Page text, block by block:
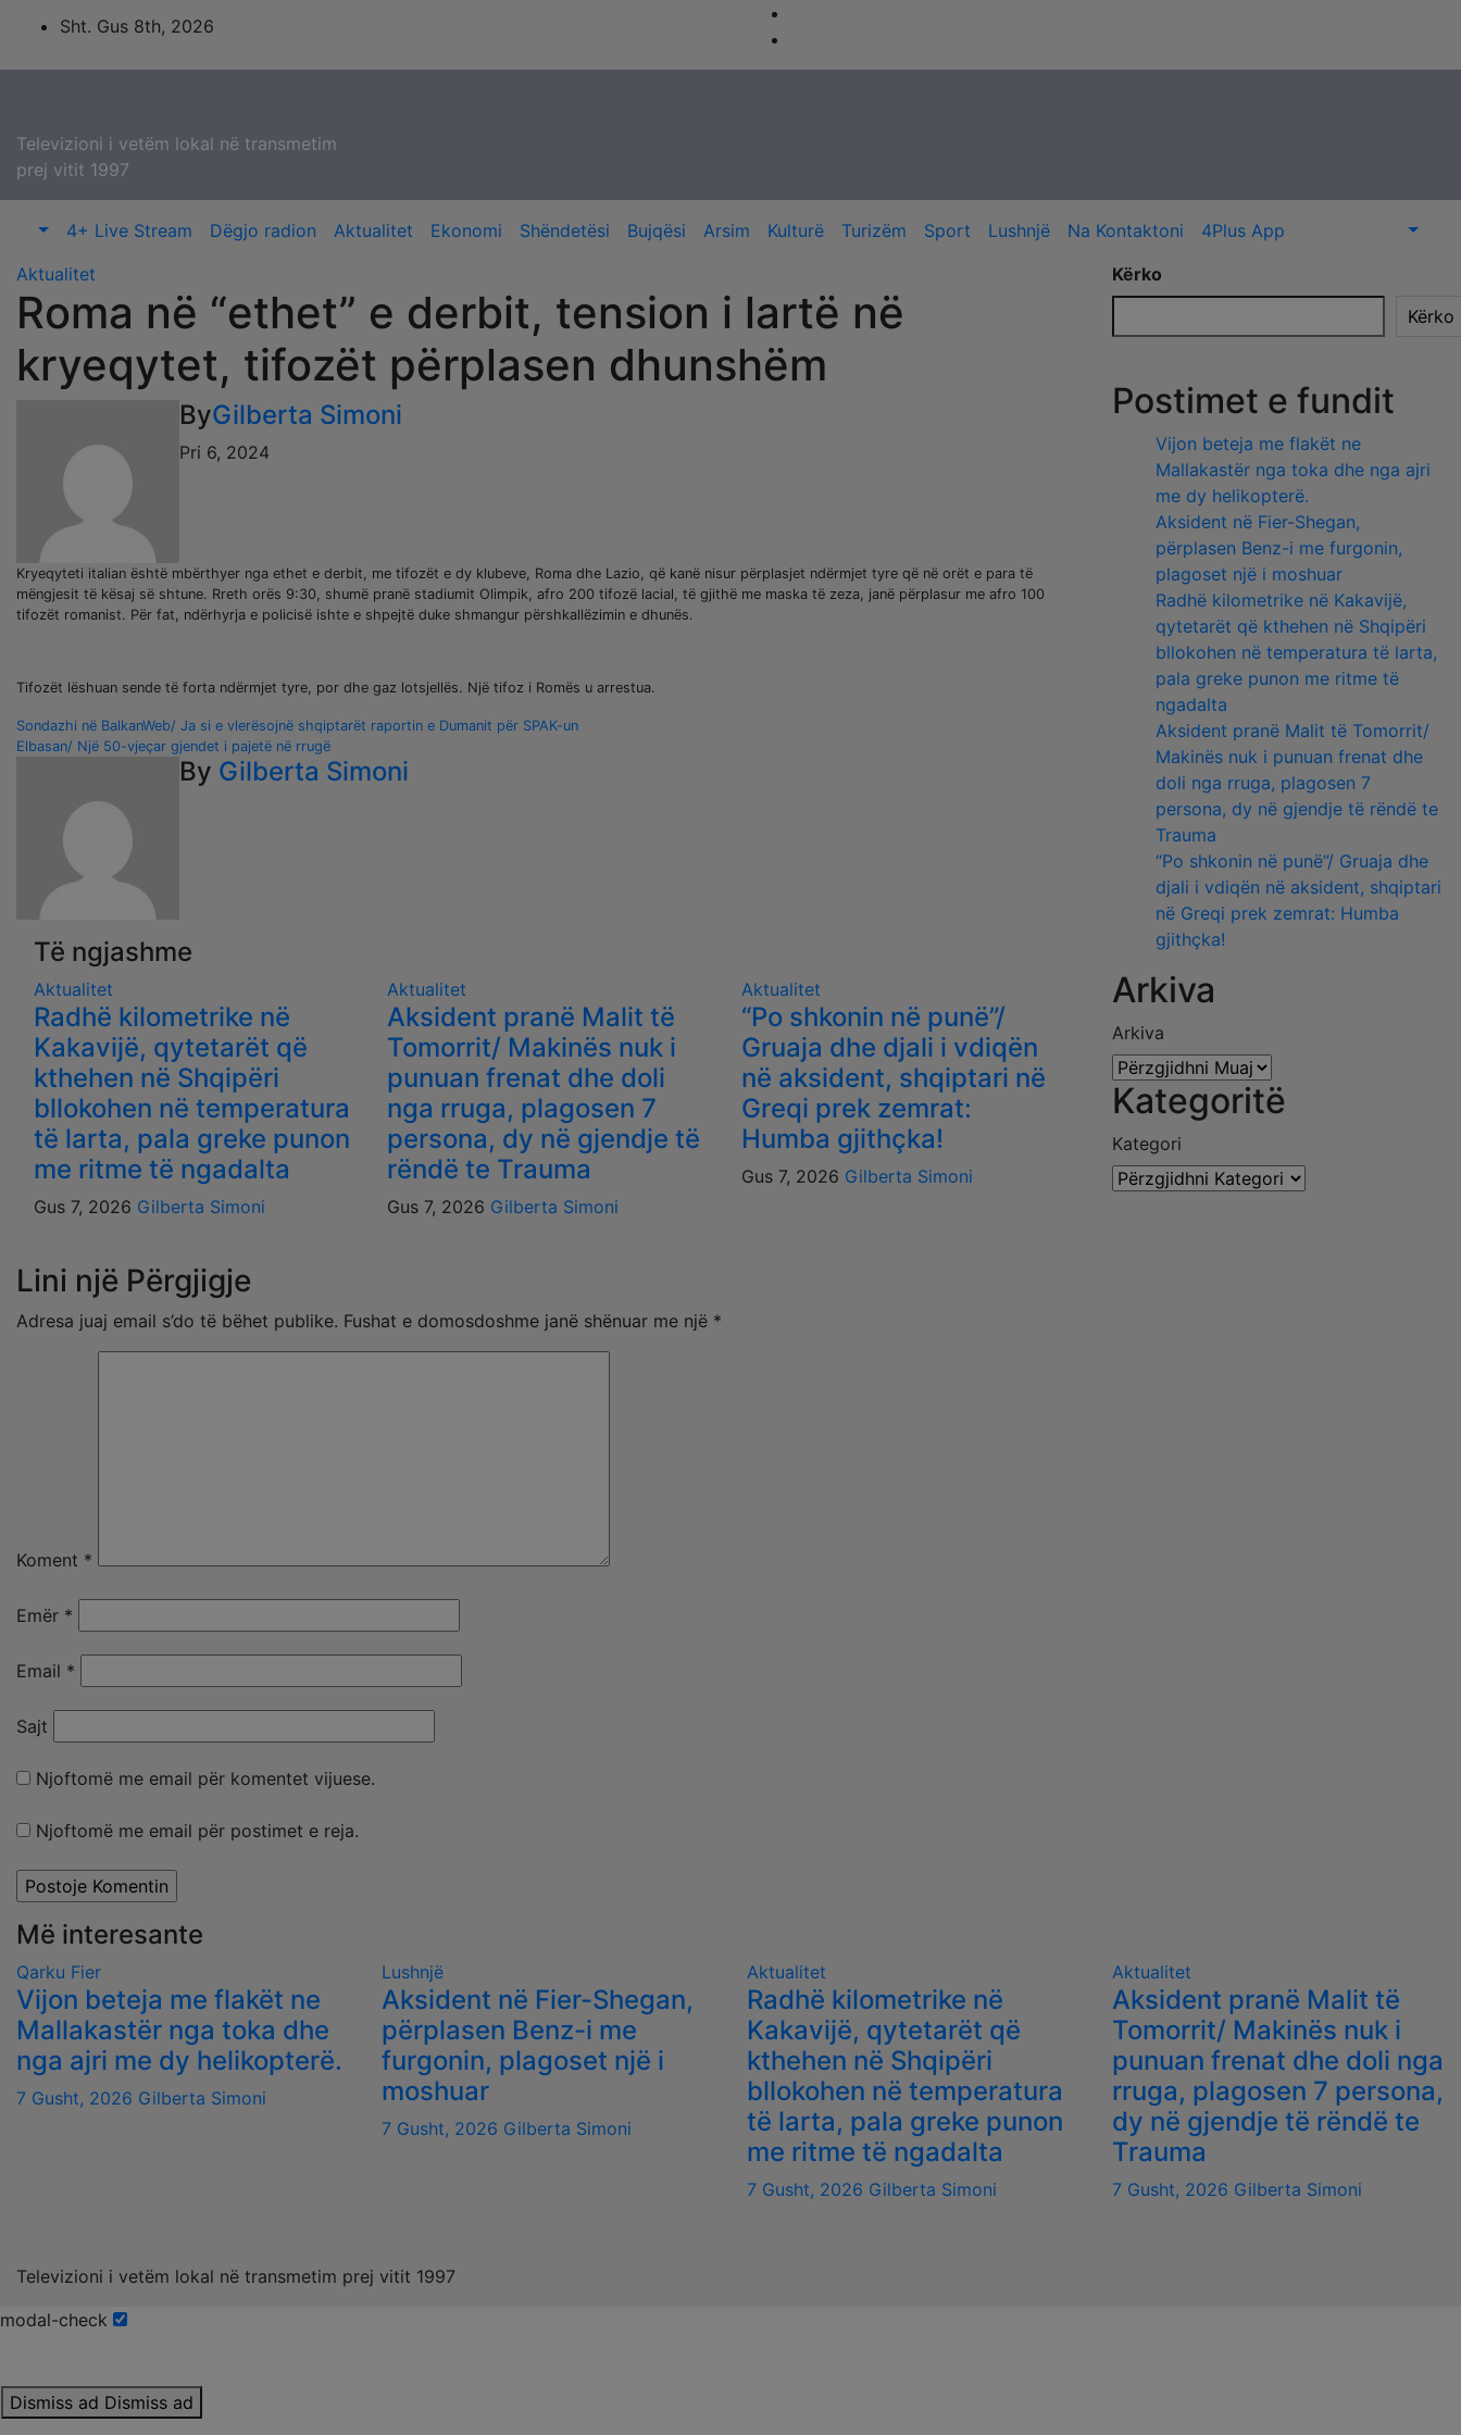
content
Sht. Gus 8th, 2026
Televizioni i vetëm lokal në transmetim
prej vitit 1997
4+ Live Stream Dëgjo radion Aktualitet Ekonomi Shëndetësi Bujqësi Arsim Kulturë Turizëm Sport Lushnjë Na Kontaktoni
4Plus App
Aktualitet
Roma në “ethet” e derbit, tension i lartë në
kryeqytet, tifozët përplasen dhunshëm
ByGilberta Simoni
Pri 6, 2024
Kryeqyteti italian është mbërthyer nga ethet e derbit, me tifozët e dy klubeve, Roma dhe Lazio, që kanë nisur përplasjet ndërmjet tyre që në orët e para të
mëngjesit të kësaj së shtune. Rreth orës 9:30, shumë pranë stadiumit Olimpik, afro 200 tifozë lacial, të gjithë me maska të zeza, janë përplasur me afro 100
tifozët romanist. Për fat, ndërhyrja e policisë ishte e shpejtë duke shmangur përshkallëzimin e dhunës.
Tifozët lëshuan sende të forta ndërmjet tyre, por dhe gaz lotsjellës. Një tifoz i Romës u arrestua.
Lëvizje
postimet
Sondazhi në BalkanWeb/ Ja si e vlerësojnë shqiptarët raportin e Dumanit për SPAK-un
Elbasan/ Një 50-vjeçar gjendet i pajetë në rrugë
By Gilberta Simoni
Të ngjashme
Aktualitet
Radhë kilometrike në
Kakavijë, qytetarët që
kthehen në Shqipëri
bllokohen në temperatura
të larta, pala greke punon
me ritme të ngadalta
Gus 7, 2026 Gilberta Simoni
Aktualitet
Aksident pranë Malit të
Tomorrit/ Makinës nuk i
punuan frenat dhe doli
nga rruga, plagosen 7
persona, dy në gjendje të
rëndë te Trauma
Gus 7, 2026 Gilberta Simoni
Aktualitet
“Po shkonin në punë”/
Gruaja dhe djali i vdiqën
në aksident, shqiptari në
Greqi prek zemrat:
Humba gjithçka!
Gus 7, 2026 Gilberta Simoni
Lini një Përgjigje
Adresa juaj email s’do të bëhet publike. Fushat e domosdoshme janë shënuar me një *
Koment *
Emër *
Email *
Sajt
Njoftomë me email për komentet vijuese.
Njoftomë me email për postimet e reja.
Kërko
Kërko
Postimet e fundit
Vijon beteja me flakët ne
Mallakastër nga toka dhe nga ajri
me dy helikopterë.
Aksident në Fier-Shegan,
përplasen Benz-i me furgonin,
plagoset një i moshuar
Radhë kilometrike në Kakavijë,
qytetarët që kthehen në Shqipëri
bllokohen në temperatura të larta,
pala greke punon me ritme të
ngadalta
Aksident pranë Malit të Tomorrit/
Makinës nuk i punuan frenat dhe
doli nga rruga, plagosen 7
persona, dy në gjendje të rëndë te
Trauma
“Po shkonin në punë”/ Gruaja dhe
djali i vdiqën në aksident, shqiptari
në Greqi prek zemrat: Humba
gjithçka!
Arkiva
Arkiva
Kategoritë
Kategori
Më interesante
Qarku Fier
Vijon beteja me flakët ne
Mallakastër nga toka dhe
nga ajri me dy helikopterë.
7 Gusht, 2026 Gilberta Simoni
Lushnjë
Aksident në Fier-Shegan,
përplasen Benz-i me
furgonin, plagoset një i
moshuar
7 Gusht, 2026 Gilberta Simoni
Aktualitet
Radhë kilometrike në
Kakavijë, qytetarët që
kthehen në Shqipëri
bllokohen në temperatura
të larta, pala greke punon
me ritme të ngadalta
7 Gusht, 2026 Gilberta Simoni
Aktualitet
Aksident pranë Malit të
Tomorrit/ Makinës nuk i
punuan frenat dhe doli nga
rruga, plagosen 7 persona,
dy në gjendje të rëndë te
Trauma
7 Gusht, 2026 Gilberta Simoni
Televizioni i vetëm lokal në transmetim prej vitit 1997
modal-check
Dismiss ad Dismiss ad